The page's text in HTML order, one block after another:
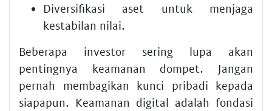
Diversifikasi aset untuk menjaga
kestabilan nilai.
Beberapa investor sering lupa akan
pentingnya keamanan dompet. Jangan
pernah membagikan kunci pribadi kepada
siapapun. Keamanan digital adalah fondasi